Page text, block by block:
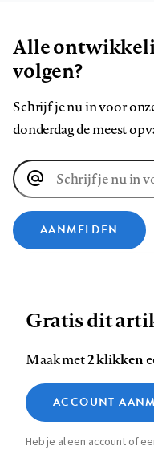
Alle
volgen?
Schrijf je nu in voor
donderdag de meest
E-
mailadres
AANMELDEN
ons
op
Facebook
ons
op
LinkedIn
ons
op
Bluesky
Footer
navigation
Contact Colofon
Zie onze cookie policy
Analytische cookies
Marketing cookies
Gratis dit
Maak met2 klikken
ACCOUNT
Heb je al een account of